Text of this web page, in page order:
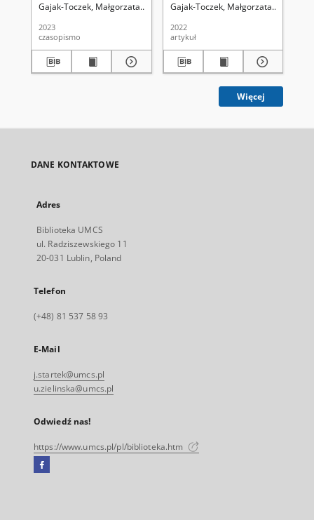
Gajak-Toczek, Małgorzata
Uniwersytet Marii Curie-Skłodowskiej
2023
czasopismo
chłopak”
Gajak-Toczek, Małgorzata.
2022
artykuł
Więcej
DANE KONTAKTOWE
Adres
Biblioteka UMCS
ul. Radziszewskiego 11
20-031 Lublin, Poland
Telefon
(+48) 81 537 58 93
E-Mail
j.startek@umcs.pl
u.zielinska@umcs.pl
Odwiedź nas!
https://www.umcs.pl/pl/biblioteka.htm
Facebook